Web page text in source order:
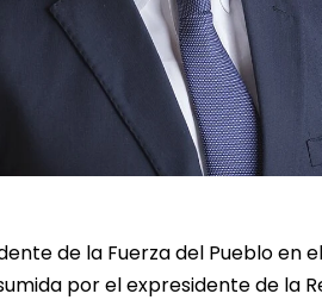
de la Fuerza del Pueblo en
por el expresidente de la